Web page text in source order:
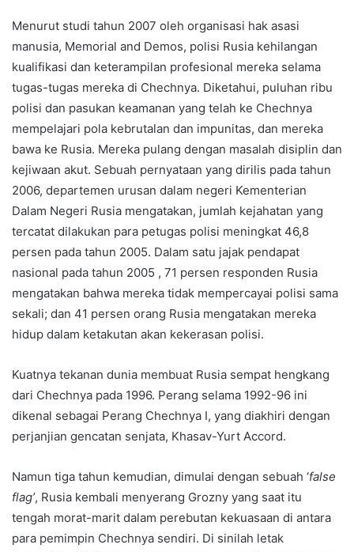
Menurut studi tahun 2007 oleh organisasi hak asasi
manusia, Memorial and Demos, polisi Rusia kehilangan
kualifikasi dan keterampilan profesional mereka selama
tugas-tugas mereka di Chechnya. Diketahui, puluhan ribu
polisi dan pasukan keamanan yang telah ke Chechnya
mempelajari pola kebrutalan dan impunitas, dan mereka
bawa ke Rusia. Mereka pulang dengan masalah disiplin dan
kejiwaan akut. Sebuah pernyataan yang dirilis pada tahun
2006, departemen urusan dalam negeri Kementerian
Dalam Negeri Rusia mengatakan, jumlah kejahatan yang
tercatat dilakukan para petugas polisi meningkat 46,8
persen pada tahun 2005. Dalam satu jajak pendapat
nasional pada tahun 2005 , 71 persen responden Rusia
mengatakan bahwa mereka tidak mempercayai polisi sama
sekali; dan 41 persen orang Rusia mengatakan mereka
hidup dalam ketakutan akan kekerasan polisi.
Kuatnya tekanan dunia membuat Rusia sempat hengkang
dari Chechnya pada 1996. Perang selama 1992-96 ini
dikenal sebagai Perang Chechnya I, yang diakhiri dengan
perjanjian gencatan senjata, Khasav-Yurt Accord.
Namun tiga tahun kemudian, dimulai dengan sebuah ‘false
flag’, Rusia kembali menyerang Grozny yang saat itu
tengah morat-marit dalam perebutan kekuasaan di antara
para pemimpin Chechnya sendiri. Di sinilah letak